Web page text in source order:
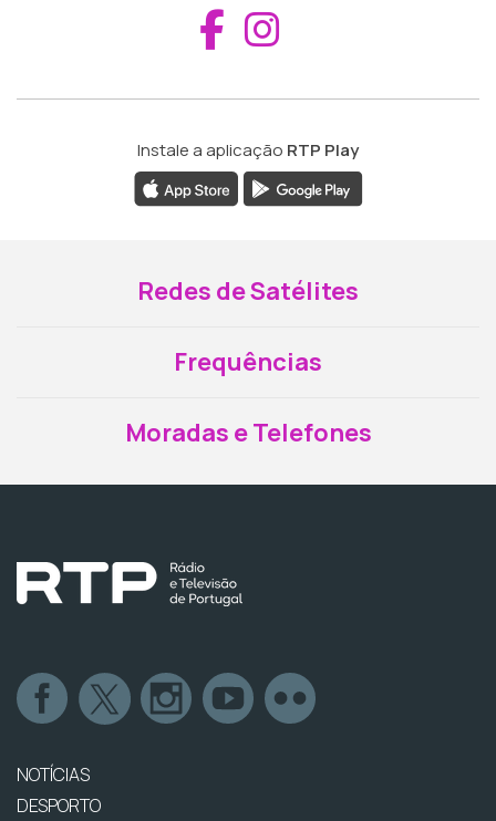
Aceder ao
Instale a aplicação RTP Play
Redes de Satélites
Frequências
Moradas e Telefones
NOTÍCIAS
DESPORTO